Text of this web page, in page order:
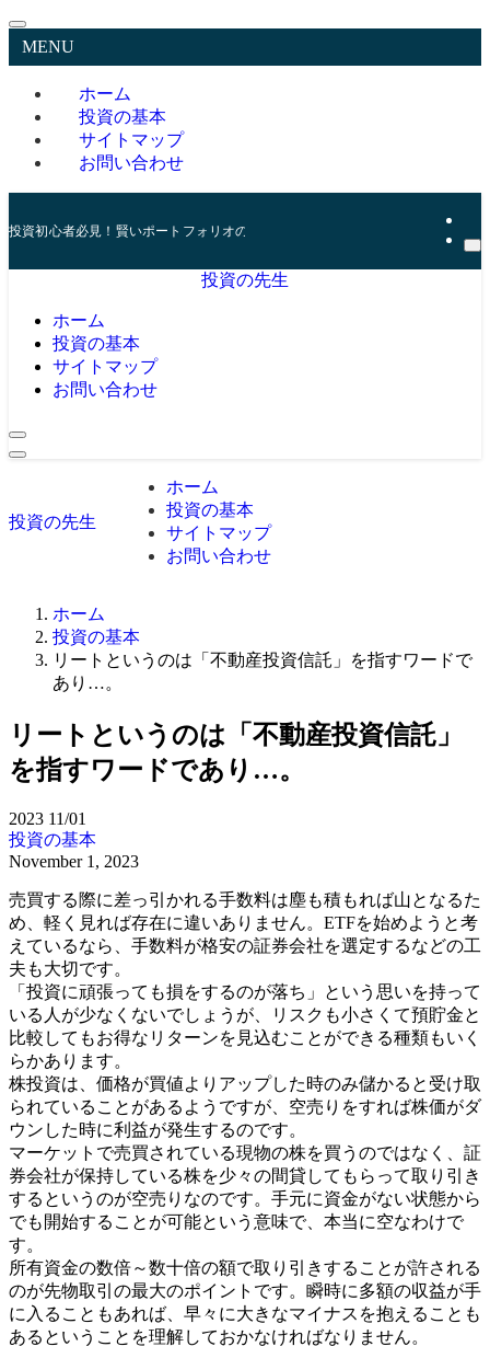
MENU
ホーム
投資の基本
サイトマップ
お問い合わせ
投資初心者必見！賢いポートフォリオの組み方とリスク管理の秘訣
投資の先生
ホーム
投資の基本
サイトマップ
お問い合わせ
投資の先生
ホーム
投資の基本
サイトマップ
お問い合わせ
ホーム
投資の基本
リートというのは「不動産投資信託」を指すワードで
あり…。
リートというのは「不動産投資信託」
を指すワードであり…。
2023 11/01
投資の基本
November 1, 2023
売買する際に差っ引かれる手数料は塵も積もれば山となるた
め、軽く見れば存在に違いありません。ETFを始めようと考
えているなら、手数料が格安の証券会社を選定するなどの工
夫も大切です。
「投資に頑張っても損をするのが落ち」という思いを持って
いる人が少なくないでしょうが、リスクも小さくて預貯金と
比較してもお得なリターンを見込むことができる種類もいく
らかあります。
株投資は、価格が買値よりアップした時のみ儲かると受け取
られていることがあるようですが、空売りをすれば株価がダ
ウンした時に利益が発生するのです。
マーケットで売買されている現物の株を買うのではなく、証
券会社が保持している株を少々の間貸してもらって取り引き
するというのが空売りなのです。手元に資金がない状態から
でも開始することが可能という意味で、本当に空なわけで
す。
所有資金の数倍～数十倍の額で取り引きすることが許される
のが先物取引の最大のポイントです。瞬時に多額の収益が手
に入ることもあれば、早々に大きなマイナスを抱えることも
あるということを理解しておかなければなりません。